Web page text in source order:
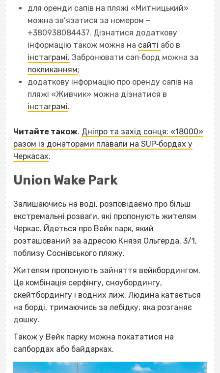
для оренди сапів на пляжі «Митницький»
можна зв’язатися за номером –
+380938084437. Дізнатися додаткову
інформацію також можна на сайті або в
інстаграмі. Забронювати сап‐борд можна за
покликанням;
додаткову інформацію про оренду сапів на
пляжі «Живчик» можна дізнатися в
інстаграмі.
Читайте також. Дніпро та захід сонця: «18000»
разом із донаторами плавали на SUP‐бордах у
Черкасах.
Union Wake Park
Залишаючись на воді, розповідаємо про більш
екстремальні розваги, які пропонують жителям
Черкас. Йдеться про Вейк парк, який
розташований за адресою Князя Ольгерда, 3/1,
поблизу Соснівського пляжу.
Жителям пропонують зайняття вейкбордингом.
Це комбінація серфінгу, сноубордингу,
скейтбордингу і водних лиж. Людина катається
на борді, тримаючись за лебідку, яка розганяє
дошку.
Також у Вейк парку можна покататися на
сапбордах або байдарках.